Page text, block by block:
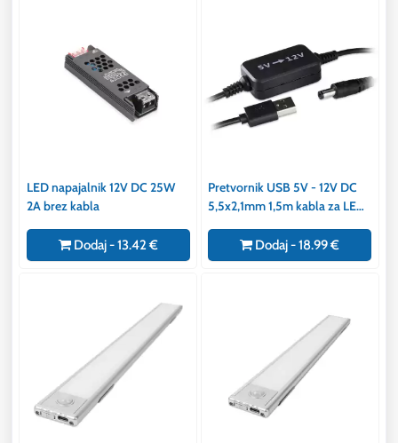
LED napajalnik 12V DC 25W
2A brez kabla
Dodaj - 13.42 €
Pretvornik USB 5V - 12V DC
5,5x2,1mm 1,5m kabla za LED
Dodaj - 18.99 €